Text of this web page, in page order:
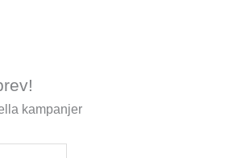
kampanjer